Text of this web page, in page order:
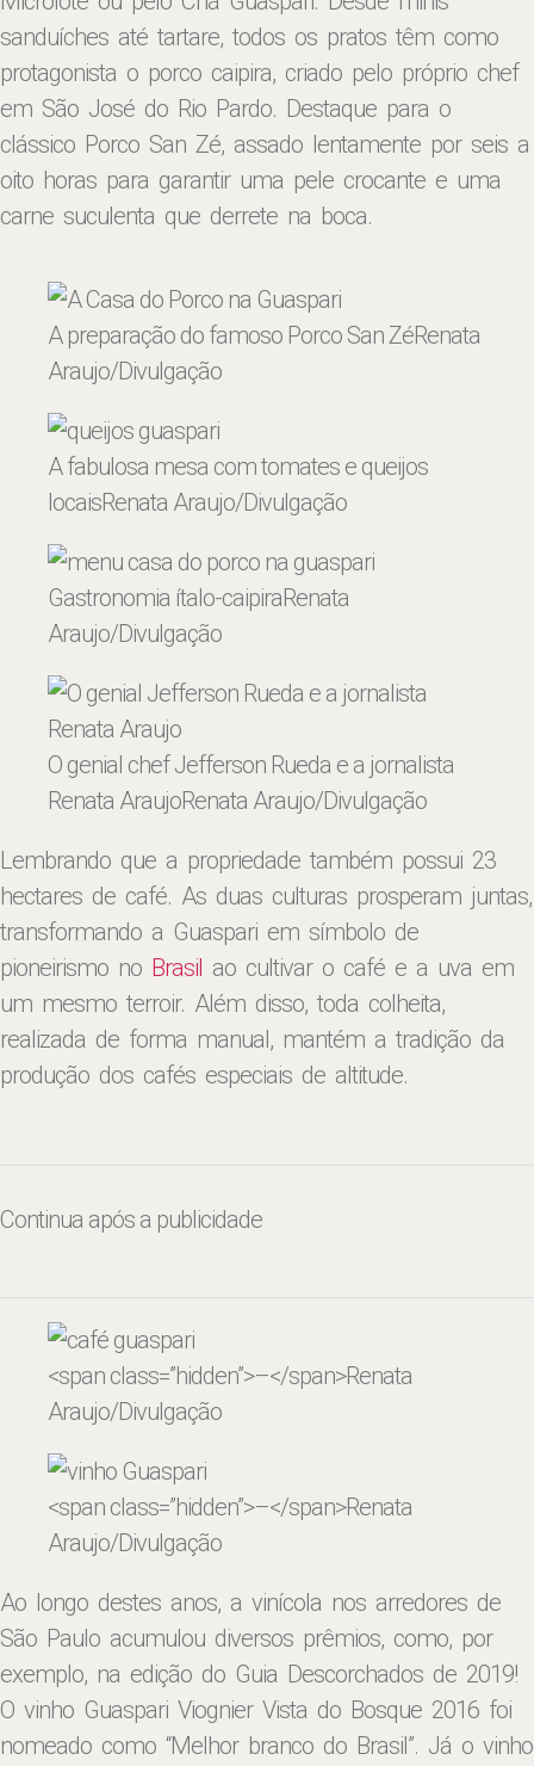
sanduíches até tartare, todos os pratos têm como
protagonista o porco caipira, criado pelo próprio chef
em São José do Rio Pardo. Destaque para o
clássico Porco San Zé, assado lentamente por seis a
oito horas para garantir uma pele crocante e uma
carne suculenta que derrete na boca.
A preparação do famoso Porco San ZéRenata
Araujo/Divulgação
A fabulosa mesa com tomates e queijos
locaisRenata Araujo/Divulgação
Gastronomia ítalo-caipiraRenata
Araujo/Divulgação
O genial chef Jefferson Rueda e a jornalista
Renata AraujoRenata Araujo/Divulgação
Lembrando que a propriedade também possui 23
hectares de café. As duas culturas prosperam juntas,
transformando a Guaspari em símbolo de
pioneirismo no Brasil ao cultivar o café e a uva em
um mesmo terroir. Além disso, toda colheita,
realizada de forma manual, mantém a tradição da
produção dos cafés especiais de altitude.
Continua após a publicidade
<span class=”hidden”>–</span>Renata
Araujo/Divulgação
<span class=”hidden”>–</span>Renata
Araujo/Divulgação
Ao longo destes anos, a vinícola nos arredores de
São Paulo acumulou diversos prêmios, como, por
exemplo, na edição do Guia Descorchados de 2019!
O vinho Guaspari Viognier Vista do Bosque 2016 foi
nomeado como “Melhor branco do Brasil”. Já o vinho